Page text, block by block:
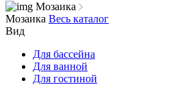
Мозаика
Мозаика Весь каталог
Вид
Для бассейна
Для ванной
Для гостиной